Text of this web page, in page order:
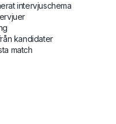
intervjuschema
kandidater
match